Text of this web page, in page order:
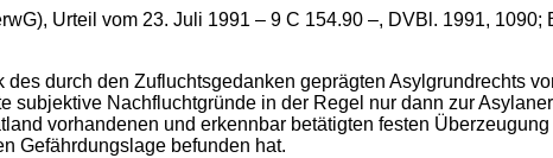
Urteil vom 23. Juli 1991 – 9 C 154.90 –, DVBl. 1991,
durch den Zufluchtsgedanken geprägten Asylgrundrechts
subjektive Nachfluchtgründe in der Regel nur dann zur
vorhandenen und erkennbar betätigten festen
Gefährdungslage befunden hat.